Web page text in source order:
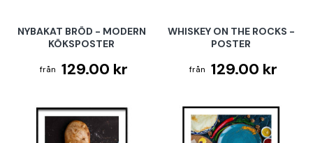
NYBAKAT BRÖD - MODERN
KÖKSPOSTER
129.00 kr
WHISKEY ON THE ROCKS -
POSTER
129.00 kr